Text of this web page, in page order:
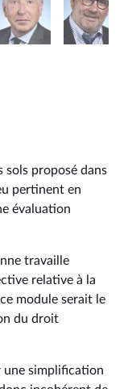
sols proposé dans
pertinent en
évaluation
travaille
relative à la
module serait le
du droit
une simplification